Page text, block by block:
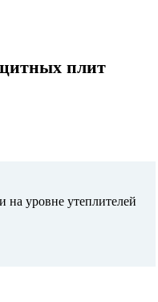
плит
на уровне утеплителей